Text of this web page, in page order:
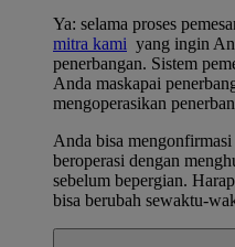
Ya: selama proses
mitra kami yang ingin
penerbangan. Sistem
Anda maskapai
mengoperasikan
Anda bisa
beroperasi dengan
sebelum bepergian.
bisa berubah sewaktu-